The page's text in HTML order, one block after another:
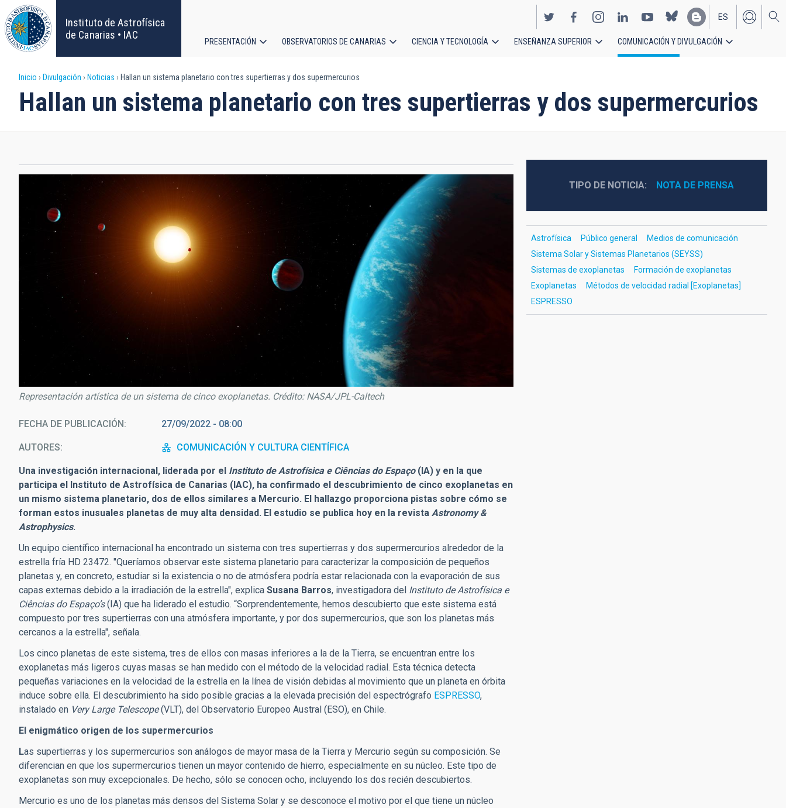
Pasar
al
contenido
principal
Instituto de Astrofísica
de Canarias • IAC
EN
ES
principal
PRESENTACIÓN OBSERVATORIOS DE CANARIAS CIENCIA Y TECNOLOGÍA ENSEÑANZA SUPERIOR COMUNICACIÓN Y DIVULGACIÓN
Sobrescribir
enlaces
ayuda
a
la
navegación
Inicio Divulgación Noticias Hallan un sistema planetario con tres supertierras y dos supermercurios
Hallan un sistema planetario con tres supertierras y dos supermercurios
Representación artística de un sistema de cinco exoplanetas. Crédito: NASA/JPL-Caltech
FECHA DE PUBLICACIÓN 27/09/2022 - 08:00
AUTORES COMUNICACIÓN Y CULTURA CIENTÍFICA
Una investigación internacional, liderada por el Instituto de Astrofísica e Ciências do Espaço (IA) y en la que
participa el Instituto de Astrofísica de Canarias (IAC), ha confirmado el descubrimiento de cinco exoplanetas en
un mismo sistema planetario, dos de ellos similares a Mercurio. El hallazgo proporciona pistas sobre cómo se
forman estos inusuales planetas de muy alta densidad. El estudio se publica hoy en la revista Astronomy &
Astrophysics.
Un equipo científico internacional ha encontrado un sistema con tres supertierras y dos supermercurios alrededor de la
estrella fría HD 23472. "Queríamos observar este sistema planetario para caracterizar la composición de pequeños
planetas y, en concreto, estudiar si la existencia o no de atmósfera podría estar relacionada con la evaporación de sus
capas externas debido a la irradiación de la estrella", explica Susana Barros, investigadora del Instituto de Astrofísica e
Ciências do Espaço’s(IA) que ha liderado el estudio. “Sorprendentemente, hemos descubierto que este sistema está
compuesto por tres supertierras con una atmósfera importante, y por dos supermercurios, que son los planetas más
cercanos a la estrella", señala.
Los cinco planetas de este sistema, tres de ellos con masas inferiores a la de la Tierra, se encuentran entre los
exoplanetas más ligeros cuyas masas se han medido con el método de la velocidad radial. Esta técnica detecta
pequeñas variaciones en la velocidad de la estrella en la línea de visión debidas al movimiento que un planeta en órbita
induce sobre ella. El descubrimiento ha sido posible gracias a la elevada precisión del espectrógrafo ESPRESSO,
instalado en Very Large Telescope(VLT), del Observatorio Europeo Austral (ESO), en Chile.
El enigmático origen de los supermercurios
Las supertierras y los supermercurios son análogos de mayor masa de la Tierra y Mercurio según su composición. Se
diferencian en que los supermercurios tienen un mayor contenido de hierro, especialmente en su núcleo. Este tipo de
exoplanetas son muy excepcionales. De hecho, sólo se conocen ocho, incluyendo los dos recién descubiertos.
Mercurio es uno de los planetas más densos del Sistema Solar y se desconoce el motivo por el que tiene un núcleo
TIPO DE NOTICIA NOTA DE PRENSA
Astrofísica Público general
Medios de comunicación
Sistema Solar y Sistemas Planetarios (SEYSS)
Sistemas de exoplanetas
Formación de exoplanetas
Exoplanetas
Métodos de velocidad radial [Exoplanetas]
ESPRESSO